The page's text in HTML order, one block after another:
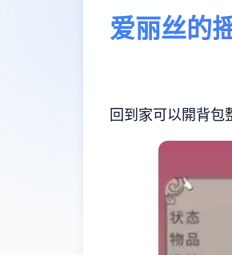
爱丽丝的
回到家可以開背包